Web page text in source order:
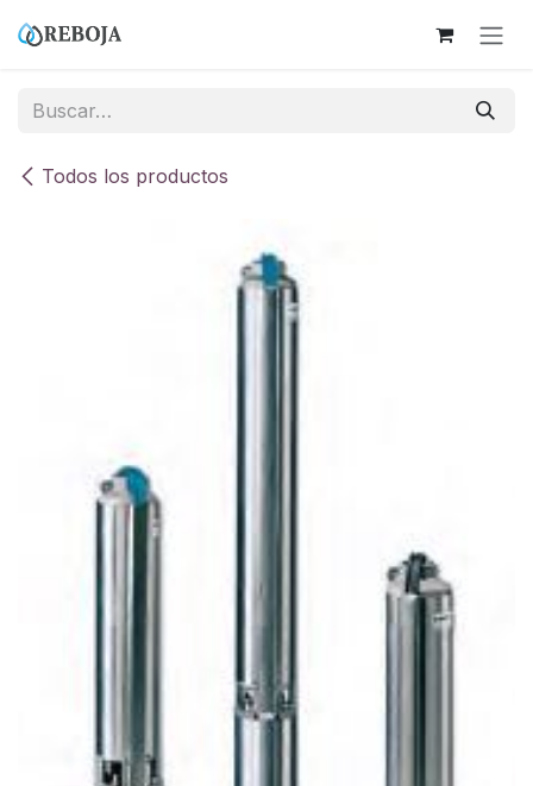
Todos los productos